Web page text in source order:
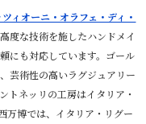
オーニ・オラフェ・ディ・
度な技術を施したハンドメイ
にも対応しています。ゴール
芸術性の高いラグジュアリー
トネッリの工房はイタリア・
万博では、イタリア・リグー